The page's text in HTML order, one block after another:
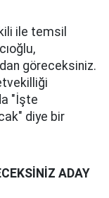
ile temsil
göreceksiniz.
"İşte
diye bir
ADAY